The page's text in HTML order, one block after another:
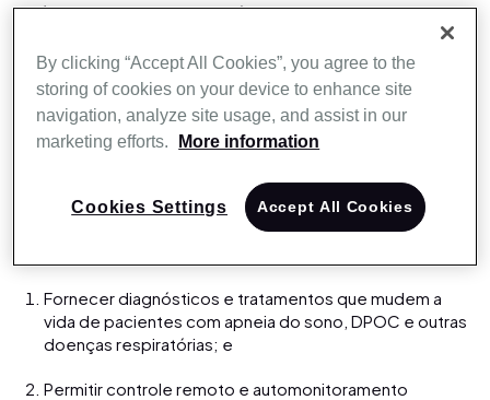
saúde conectadas que dão àqueles com apneia do sono,
respiração.
Metas e objetivos
Nossa meta é oferecer produtos que mudem a vida e
soluções de saúde conectadas para pacientes em todo
o mundo com apneia do sono ou outras doenças
respiratórias, e promover conscientização dessas
Fornecer diagnósticos e tratamentos que mudem a
vida de pacientes com apneia do sono, DPOC e outras
doenças respiratórias; e
Permitir controle remoto e automonitoramento
By clicking “Accept All Cookies”, you agree to the
storing of cookies on your device to enhance site
navigation, analyze site usage, and assist in our
marketing efforts.
More information
Cookies Settings Accept All Cookies